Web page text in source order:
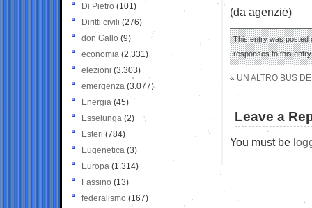
(da agenzie)
This entry was posted
responses to this
« UN ALTRO BUS
Leave a
You must be
Di Pietro (101)
Diritti civili (276)
don Gallo (9)
economia (2.331)
elezioni (3.303)
emergenza (3.077)
Energia (45)
Esselunga (2)
Esteri (784)
Eugenetica (3)
Europa (1.314)
Fassino (13)
federalismo (167)